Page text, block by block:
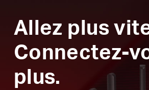
Allez plus
Connectez-
plus.